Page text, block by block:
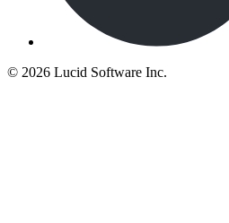
© 2026 Lucid Software Inc.